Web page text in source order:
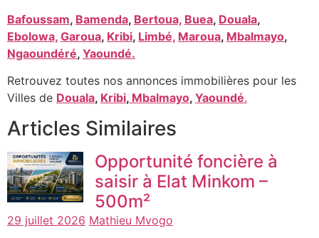
Bafoussam, Bamenda, Bertoua, Buea, Douala,
Ebolowa, Garoua, Kribi, Limbé, Maroua, Mbalmayo,
Ngaoundéré, Yaoundé.
Retrouvez toutes nos annonces immobilières pour les
Villes de Douala, Kribi, Mbalmayo, Yaoundé.
Articles Similaires
Opportunité foncière à
saisir à Elat Minkom –
500m²
29 juillet 2026 Mathieu Mvogo